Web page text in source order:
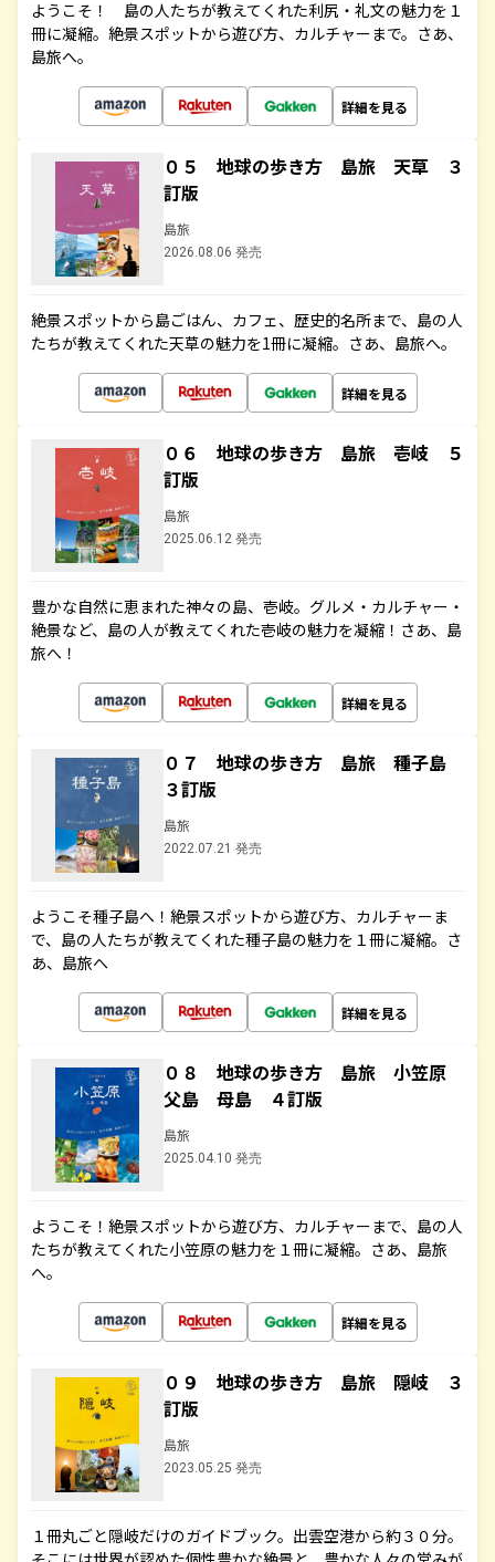
ようこそ！ 島の人たちが教えてくれた利尻・礼文の魅力を１
冊に凝縮。絶景スポットから遊び方、カルチャーまで。さあ、
島旅へ。
詳細を見る
０５ 地球の歩き方 島旅 天草 ３
訂版
島旅
2026.08.06 発売
絶景スポットから島ごはん、カフェ、歴史的名所まで、島の人
たちが教えてくれた天草の魅力を1冊に凝縮。さあ、島旅へ。
詳細を見る
０６ 地球の歩き方 島旅 壱岐 ５
訂版
島旅
2025.06.12 発売
豊かな自然に恵まれた神々の島、壱岐。グルメ・カルチャー・
絶景など、島の人が教えてくれた壱岐の魅力を凝縮！さあ、島
旅へ！
詳細を見る
０７ 地球の歩き方 島旅 種子島
３訂版
島旅
2022.07.21 発売
ようこそ種子島へ！絶景スポットから遊び方、カルチャーま
で、島の人たちが教えてくれた種子島の魅力を１冊に凝縮。さ
あ、島旅へ
詳細を見る
０８ 地球の歩き方 島旅 小笠原
父島 母島 ４訂版
島旅
2025.04.10 発売
ようこそ！絶景スポットから遊び方、カルチャーまで、島の人
たちが教えてくれた小笠原の魅力を１冊に凝縮。さあ、島旅
へ。
詳細を見る
０９ 地球の歩き方 島旅 隠岐 ３
訂版
島旅
2023.05.25 発売
１冊丸ごと隠岐だけのガイドブック。出雲空港から約３０分。